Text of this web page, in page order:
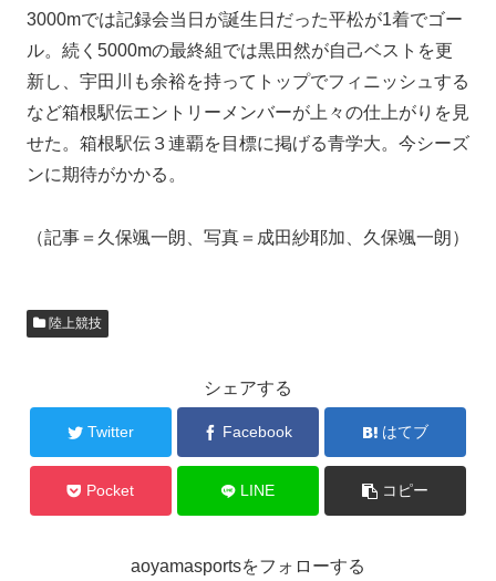
3000mでは記録会当日が誕生日だった平松が1着でゴー
ル。続く5000mの最終組では黒田然が自己ベストを更
新し、宇田川も余裕を持ってトップでフィニッシュする
など箱根駅伝エントリーメンバーが上々の仕上がりを見
せた。箱根駅伝３連覇を目標に掲げる青学大。今シーズ
ンに期待がかかる。
（記事＝久保颯一朗、写真＝成田紗耶加、久保颯一朗）
陸上競技
シェアする
Twitter Facebook はてブ
Pocket LINE コピー
aoyamasportsをフォローする